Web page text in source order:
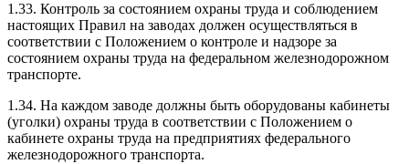
1.33. Контроль за состоянием охраны труда и соблюдением
настоящих Правил на заводах должен осуществляться в
соответствии с Положением о контроле и надзоре за
состоянием охраны труда на федеральном железнодорожном
транспорте.
1.34. На каждом заводе должны быть оборудованы кабинеты
(уголки) охраны труда в соответствии с Положением о
кабинете охраны труда на предприятиях федерального
железнодорожного транспорта.